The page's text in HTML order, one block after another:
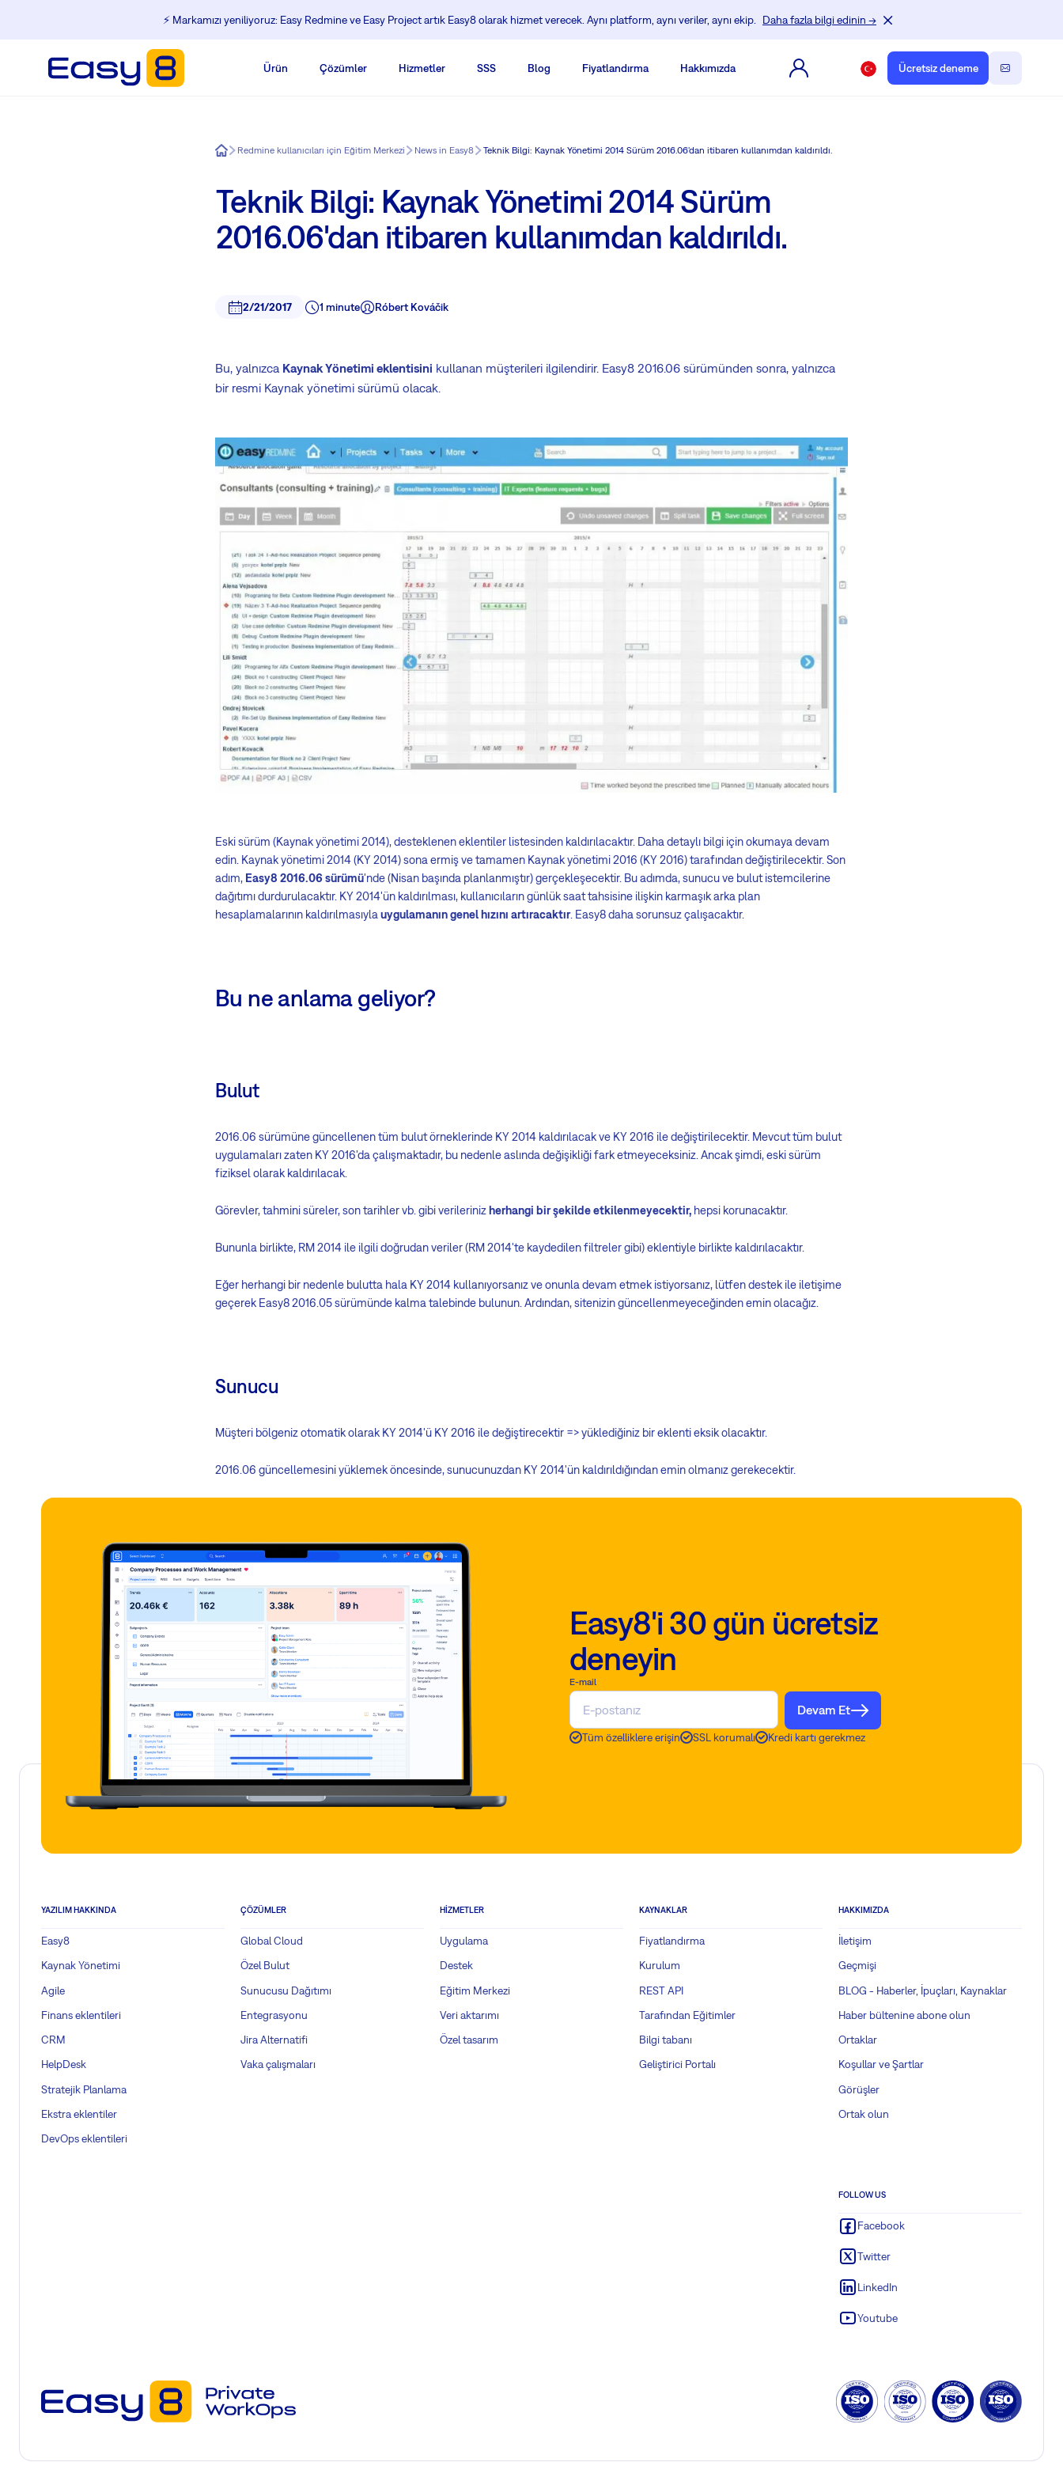
⚡️ Markamızı yeniliyoruz: Easy Redmine ve Easy Project artık Easy8 olarak hizmet verecek. Aynı platform, aynı veriler, aynı ekip. Daha fazla bilgi edinin →
Ürün Çözümler Hizmetler SSS Blog Fiyatlandırma Hakkımızda Ücretsiz deneme
Easy8Redmine kullanıcıları için Eğitim Merkezi News in Easy8 Teknik Bilgi: Kaynak Yönetimi 2014 Sürüm 2016.06'dan itibaren kullanımdan kaldırıldı.
Teknik Bilgi: Kaynak Yönetimi 2014 Sürüm
2016.06'dan itibaren kullanımdan kaldırıldı.
2/21/2017 1 minute Róbert Kováčik
Bu, yalnızca Kaynak Yönetimi eklentisini kullanan müşterileri ilgilendirir. Easy8 2016.06 sürümünden sonra, yalnızca
bir resmi Kaynak yönetimi sürümü olacak.
Eski sürüm (Kaynak yönetimi 2014), desteklenen eklentiler listesinden kaldırılacaktır. Daha detaylı bilgi için okumaya devam
edin. Kaynak yönetimi 2014 (KY 2014) sona ermiş ve tamamen Kaynak yönetimi 2016 (KY 2016) tarafından değiştirilecektir. Son
adım, Easy8 2016.06 sürümü'nde (Nisan başında planlanmıştır) gerçekleşecektir. Bu adımda, sunucu ve bulut istemcilerine
dağıtımı durdurulacaktır. KY 2014'ün kaldırılması, kullanıcıların günlük saat tahsisine ilişkin karmaşık arka plan
hesaplamalarının kaldırılmasıyla uygulamanın genel hızını artıracaktır. Easy8 daha sorunsuz çalışacaktır.
Bu ne anlama geliyor?
Bulut
2016.06 sürümüne güncellenen tüm bulut örneklerinde KY 2014 kaldırılacak ve KY 2016 ile değiştirilecektir. Mevcut tüm bulut
uygulamaları zaten KY 2016'da çalışmaktadır, bu nedenle aslında değişikliği fark etmeyeceksiniz. Ancak şimdi, eski sürüm
fiziksel olarak kaldırılacak.
Görevler, tahmini süreler, son tarihler vb. gibi verilerinizherhangi bir şekilde etkilenmeyecektir, hepsi korunacaktır.
Bununla birlikte, RM 2014 ile ilgili doğrudan veriler (RM 2014'te kaydedilen filtreler gibi) eklentiyle birlikte kaldırılacaktır.
Eğer herhangi bir nedenle bulutta hala KY 2014 kullanıyorsanız ve onunla devam etmek istiyorsanız, lütfen destek ile iletişime
geçerek Easy8 2016.05 sürümünde kalma talebinde bulunun. Ardından, sitenizin güncellenmeyeceğinden emin olacağız.
Sunucu
Müşteri bölgeniz otomatik olarak KY 2014'ü KY 2016 ile değiştirecektir => yüklediğiniz bir eklenti eksik olacaktır.
2016.06 güncellemesini yüklemek öncesinde, sunucunuzdan KY 2014'ün kaldırıldığından emin olmanız gerekecektir.
Easy8'i 30 gün ücretsiz
deneyin
E-mail
Devam Et
Tüm özelliklere erişin SSL korumalı Kredi kartı gerekmez
YAZILIM HAKKINDA
Easy8
Kaynak Yönetimi
Agile
Finans eklentileri
CRM
HelpDesk
Stratejik Planlama
Ekstra eklentiler
DevOps eklentileri
ÇÖZÜMLER
Global Cloud
Özel Bulut
Sunucusu Dağıtımı
Entegrasyonu
Jira Alternatifi
Vaka çalışmaları
HIZMETLER
Uygulama
Destek
Eğitim Merkezi
Veri aktarımı
Özel tasarım
KAYNAKLAR
Fiyatlandırma
Kurulum
REST API
Tarafından Eğitimler
Bilgi tabanı
Geliştirici Portalı
HAKKIMIZDA
İletişim
Geçmişi
BLOG - Haberler, İpuçları, Kaynaklar
Haber bültenine abone olun
Ortaklar
Koşullar ve Şartlar
Görüşler
Ortak olun
FOLLOW US
Facebook
Twitter
LinkedIn
Youtube